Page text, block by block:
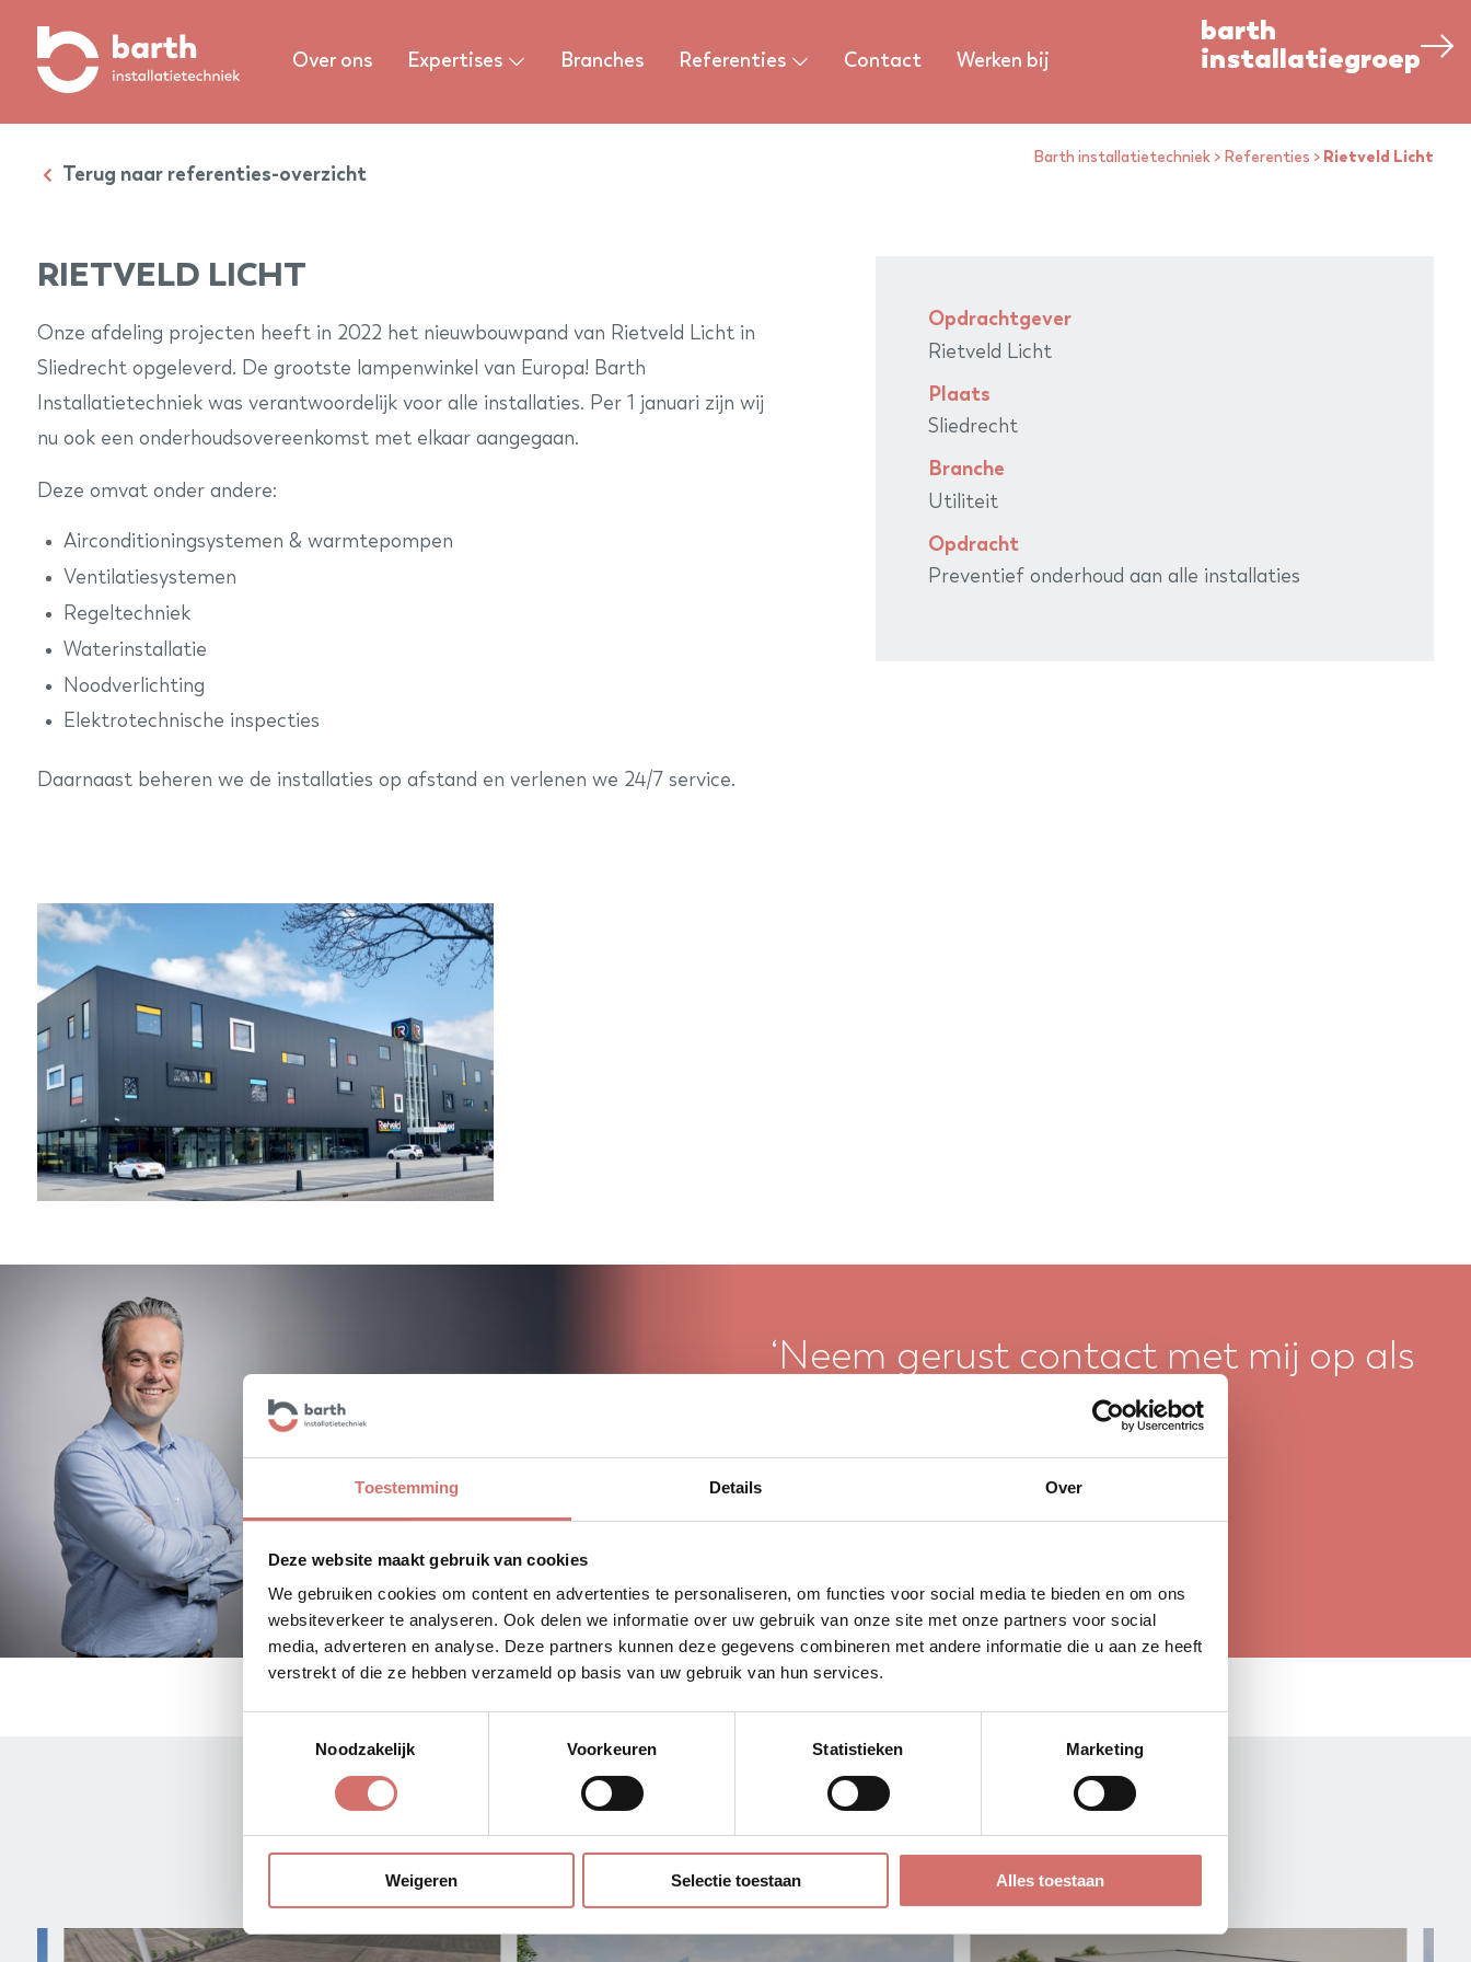
Toestemming Details Over
Deze website maakt gebruik van cookies
We gebruiken cookies om content en advertenties te personaliseren, om functies voor social media te bieden en om ons
websiteverkeer te analyseren. Ook delen we informatie over uw gebruik van onze site met onze partners voor social
media, adverteren en analyse. Deze partners kunnen deze gegevens combineren met andere informatie die u aan ze heeft
verstrekt of die ze hebben verzameld op basis van uw gebruik van hun services.
Noodzakelijk
Voorkeuren Statistieken Marketing
Weigeren Selectie toestaan Alles toestaan
Over ons Expertises Branches Referenties Contact Werken bij
barth
installatiegroep
Barth installatietechniek > Referenties > Rietveld Licht
Terug naar referenties-overzicht
RIETVELD LICHT
Onze afdeling projecten heeft in 2022 het nieuwbouwpand van Rietveld Licht in
Sliedrecht opgeleverd. De grootste lampenwinkel van Europa! Barth
Installatietechniek was verantwoordelijk voor alle installaties. Per 1 januari zijn wij
nu ook een onderhoudsovereenkomst met elkaar aangegaan.
Deze omvat onder andere:
Airconditioningsystemen & warmtepompen
Ventilatiesystemen
Regeltechniek
Waterinstallatie
Noodverlichting
Elektrotechnische inspecties
Daarnaast beheren we de installaties op afstand en verlenen we 24/7 service.
Opdrachtgever
Rietveld Licht
Plaats
Sliedrecht
Branche
Utiliteit
Opdracht
Preventief onderhoud aan alle installaties
‘Neem gerust contact met mij op als
Gerjan Neele, Manager Technisch Beheer
VERGELIJKBARE REFERENTIES